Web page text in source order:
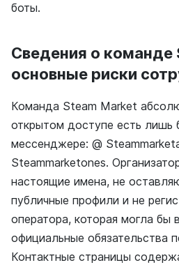
боты.
Сведения о команде
основные риски
Команда Steam Market
открытом доступе есть лишь
мессенджере: @
Steammarketones.
настоящие имена, не
публичные профили и не
оператора, которая могла бы
официальные обязательства
Контактные страницы